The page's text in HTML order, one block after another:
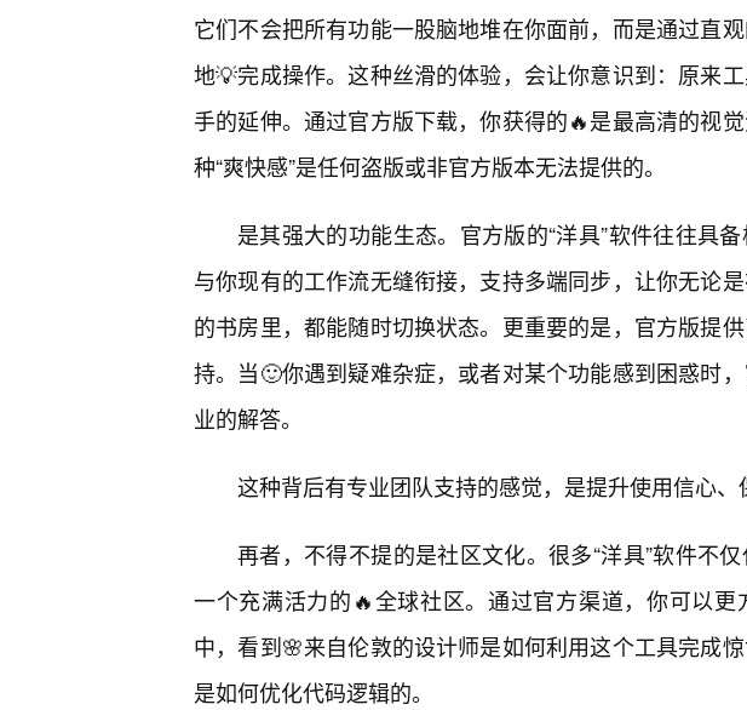
它们不会把所有功能一股脑地堆在你面前，而是通过直
地💡完成操作。这种丝滑的体验，会让你意识到：原来
手的延伸。通过官方版下载，你获得的🔥是最高清的视
种“爽快感”是任何盗版或非官方版本无法提供的。
是其强大的功能生态。官方版的“洋具”软件往往具
与你现有的工作流无缝衔接，支持多端同步，让你无论
的书房里，都能随时切换状态。更重要的是，官方版提
持。当🙂你遇到疑难杂症，或者对某个功能感到困惑时
业的解答。
这种背后有专业团队支持的感觉，是提升使用信心、
再者，不得不提的是社区文化。很多“洋具”软件不
一个充满活力的🔥全球社区。通过官方渠道，你可以
中，看到🌸来自伦敦的设计师是如何利用这个工具完成
是如何优化代码逻辑的。